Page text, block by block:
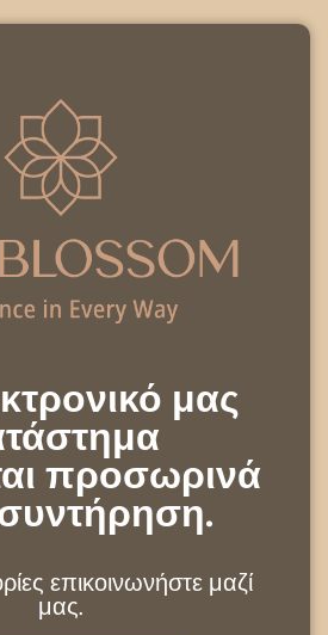
μας
προσωρινά
επικοινωνήστε μαζί
μας.